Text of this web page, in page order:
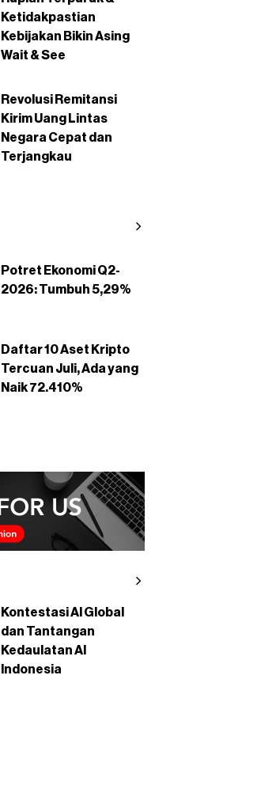
Ketidakpastian
Kebijakan Bikin Asing
Wait & See
Revolusi Remitansi
Kirim Uang Lintas
Negara Cepat dan
Terjangkau
Potret Ekonomi Q2-
2026: Tumbuh 5,29%
Daftar 10 Aset Kripto
Tercuan Juli, Ada yang
Naik 72.410%
Kontestasi AI Global
dan Tantangan
Kedaulatan AI
Indonesia